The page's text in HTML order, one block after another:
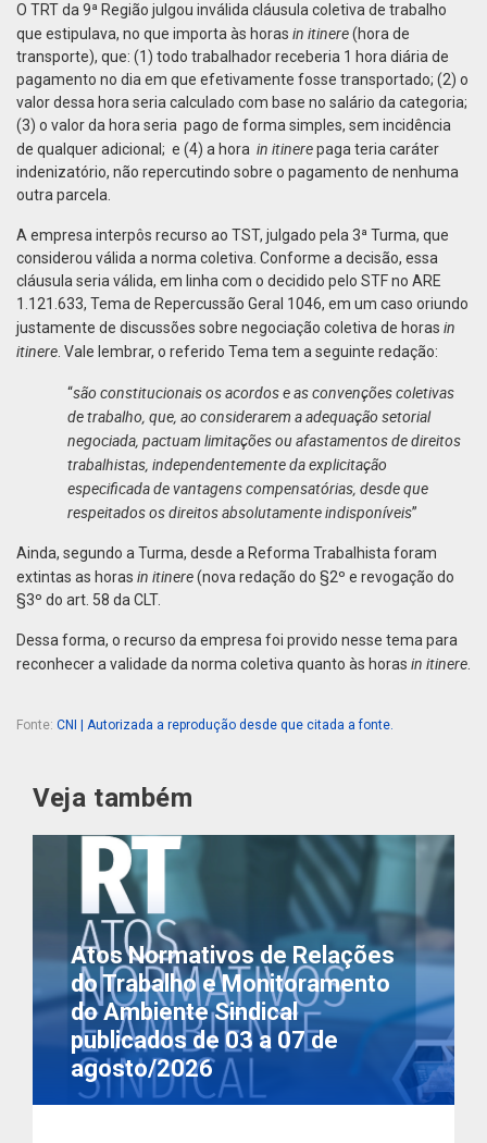
O TRT da 9ª Região julgou inválida cláusula coletiva de trabalho
que estipulava, no que importa às horas in itinere(hora de
transporte), que: (1) todo trabalhador receberia 1 hora diária de
pagamento no dia em que efetivamente fosse transportado; (2) o
valor dessa hora seria calculado com base no salário da categoria;
(3) o valor da hora seria pago de forma simples, sem incidência
de qualquer adicional; e (4) a hora in itinerepaga teria caráter
indenizatório, não repercutindo sobre o pagamento de nenhuma
outra parcela.
A empresa interpôs recurso ao TST, julgado pela 3ª Turma, que
considerou válida a norma coletiva. Conforme a decisão, essa
cláusula seria válida, em linha com o decidido pelo STF no ARE
1.121.633, Tema de Repercussão Geral 1046, em um caso oriundo
justamente de discussões sobre negociação coletiva de horas in
itinere. Vale lembrar, o referido Tema tem a seguinte redação:
“são constitucionais os acordos e as convenções coletivas
de trabalho, que, ao considerarem a adequação setorial
negociada, pactuam limitações ou afastamentos de direitos
trabalhistas, independentemente da explicitação
especificada de vantagens compensatórias, desde que
respeitados os direitos absolutamente indisponíveis”
Ainda, segundo a Turma, desde a Reforma Trabalhista foram
extintas as horas in itinere(nova redação do §2º e revogação do
§3º do art. 58 da CLT.
Dessa forma, o recurso da empresa foi provido nesse tema para
reconhecer a validade da norma coletiva quanto às horas in itinere.
Fonte: CNI | Autorizada a reprodução desde que citada a fonte.
Veja também
Atos Normativos de Relações
do Trabalho e Monitoramento
do Ambiente Sindical
publicados de 03 a 07 de
agosto/2026